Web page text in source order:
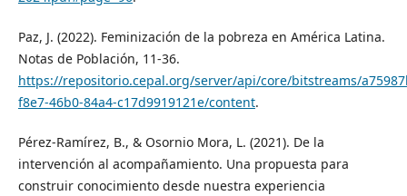
Paz, J. (2022). Feminización de la pobreza en América Latina.
Notas de Población, 11-36.
https://repositorio.cepal.org/server/api/core/bitstreams/
f8e7-46b0-84a4-c17d9919121e/content.
Pérez-Ramírez, B., & Osornio Mora, L. (2021). De la
intervención al acompañamiento. Una propuesta para
construir conocimiento desde nuestra experiencia